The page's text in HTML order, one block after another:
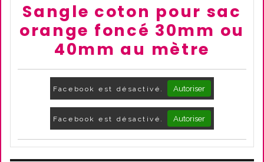
Sangle coton pour sac
orange foncé 30mm ou
40mm au mètre
Facebook est désactivé. Autoriser
Facebook est désactivé. Autoriser